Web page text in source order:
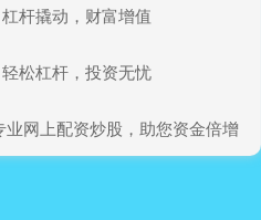
杆撬动，财富增值
松杠杆，投资无忧
业网上配资炒股，助您资金倍增